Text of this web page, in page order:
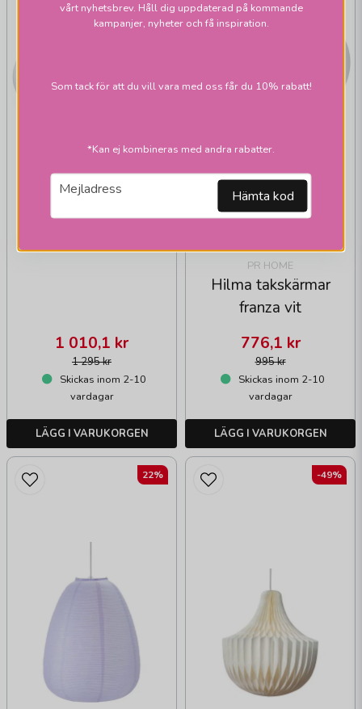
1 295 kr
1 010,1 kr
Skickas inom 2-10
vardagar
LÄGG I VARUKORGEN
PR HOME
Hilma takskärmar
franza vit
995 kr
776,1 kr
Skickas inom 2-10
vardagar
LÄGG I VARUKORGEN
22% -49%
vårt nyhetsbrev. Håll dig uppdaterad på kommande
kampanjer, nyheter och få inspiration.
Som tack för att du vill vara med oss får du 10% rabatt!
*Kan ej kombineras med andra rabatter.
email
Mejladress Hämta kod